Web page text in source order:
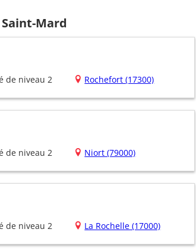
Mard
de niveau 2 Rochefort (17300)
de niveau 2 Niort (79000)
de niveau 2 La Rochelle (17000)